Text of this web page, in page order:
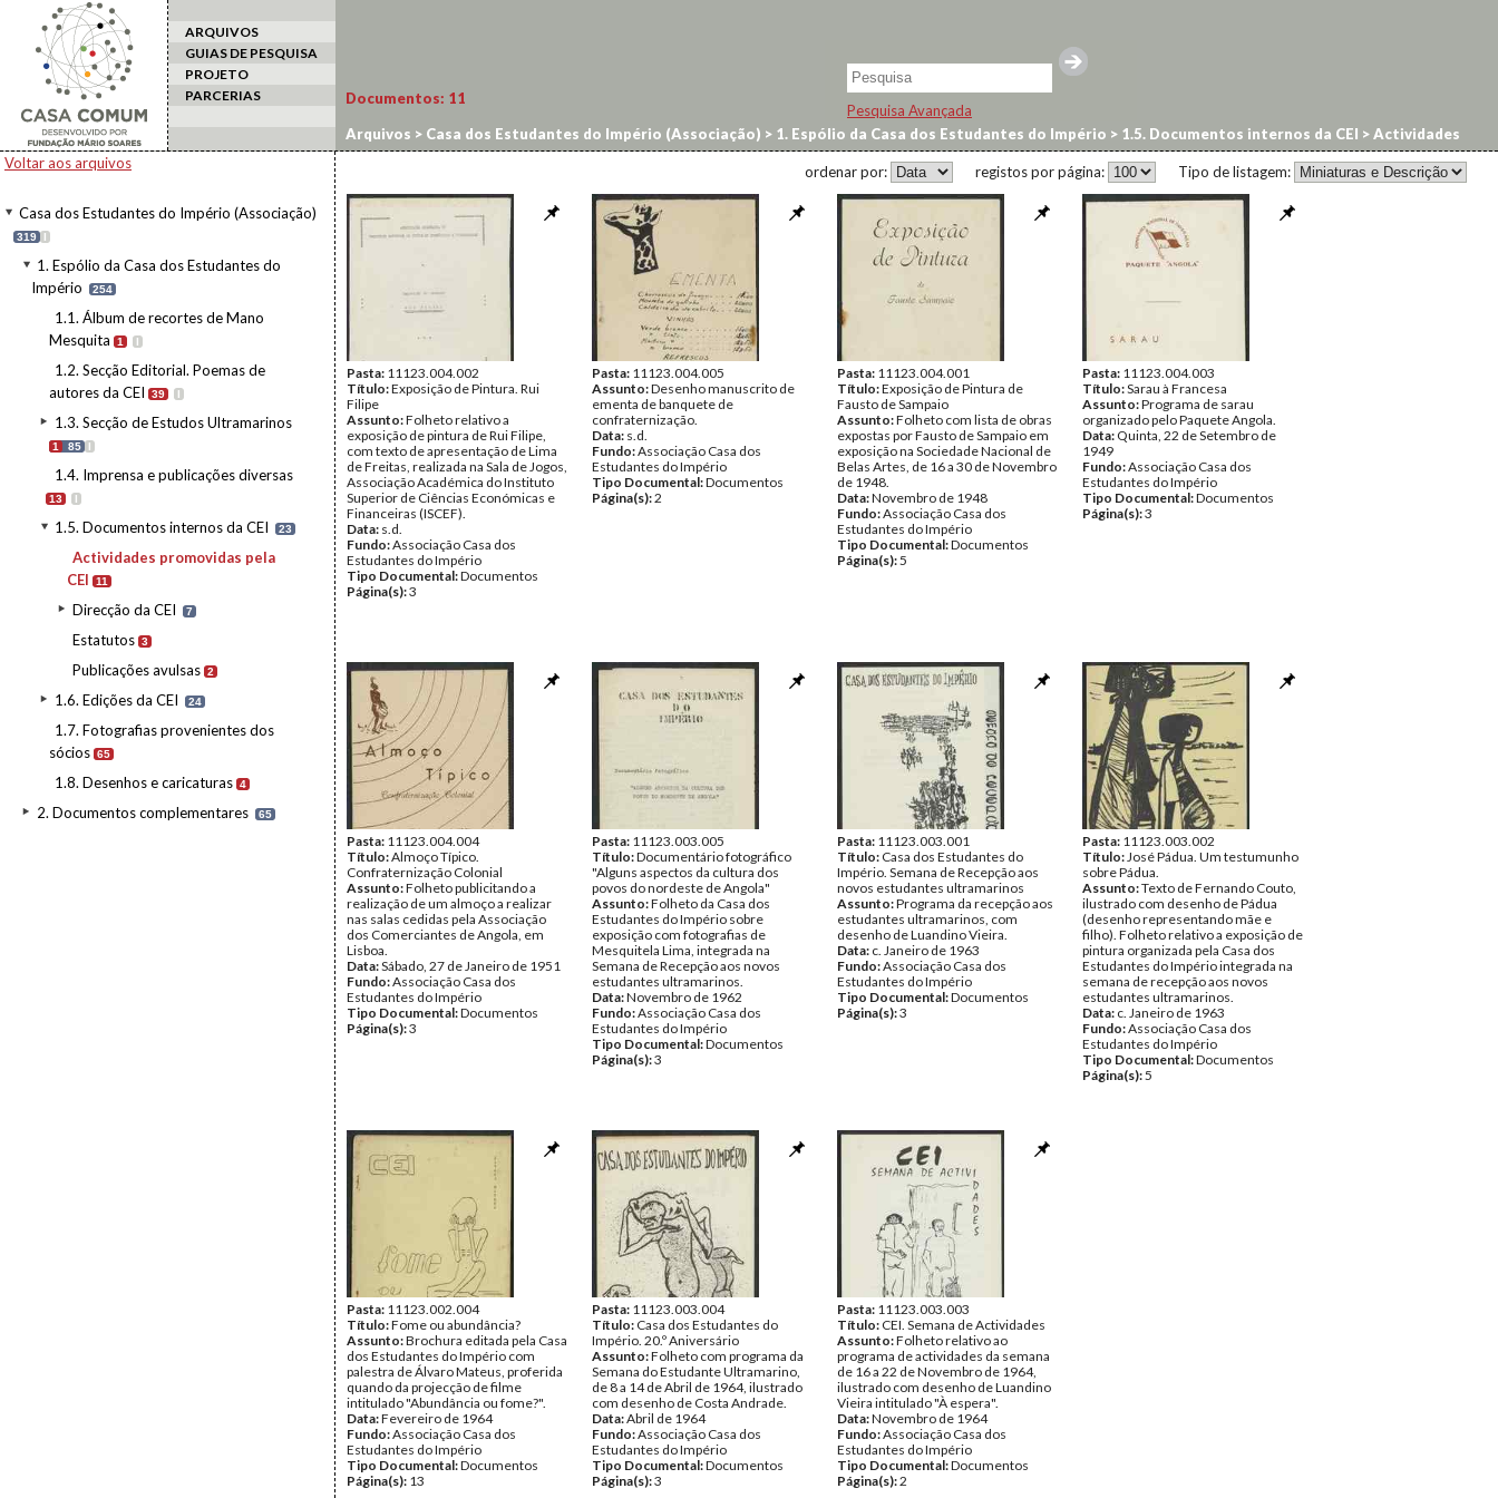
ARQUIVOS
GUIAS DE PESQUISA
PROJETO
PARCERIAS
Pesquisa Avançada
Voltar aos arquivos
Casa dos Estudantes do Império (Associação)
319 I
1. Espólio da Casa dos Estudantes do
Império
254
1.1. Álbum de recortes de Mano
Mesquita
1 I
1.2. Secção Editorial. Poemas de
autores da CEI
39 I
1.3. Secção de Estudos Ultramarinos
1 85 I
1.4. Imprensa e publicações diversas
13 I
1.5. Documentos internos da CEI 23
Actividades promovidas pela
CEI
11
Direcção da CEI 7
Estatutos 3
Publicações avulsas 2
1.6. Edições da CEI 24
1.7. Fotografias provenientes dos
sócios 65
1.8. Desenhos e caricaturas 4
2. Documentos complementares 65
Documentos: 11
Arquivos > Casa dos Estudantes do Império (Associação) > 1. Espólio da Casa dos Estudantes do Império > 1.5. Documentos internos da CEI >Actividades
promovidas pela CEI
Tipo de listagem:
registos por página:
ordenar por:
Pasta: 11123.004.002
Título:Exposição de Pintura. Rui
Filipe
Assunto:Folheto relativo a
exposição de pintura de Rui Filipe,
com texto de apresentação de Lima
de Freitas, realizada na Sala de Jogos,
Associação Académica do Instituto
Superior de Ciências Económicas e
Financeiras (ISCEF).
Data: s.d.
Fundo:Associação Casa dos
Estudantes do Império
Tipo Documental:Documentos
Página(s):3
Pasta: 11123.004.005
Assunto:Desenho manuscrito de
ementa de banquete de
confraternização.
Data: s.d.
Fundo:Associação Casa dos
Estudantes do Império
Tipo Documental:Documentos
Página(s):2
Pasta: 11123.004.001
Título:Exposição de Pintura de
Fausto de Sampaio
Assunto:Folheto com lista de obras
expostas por Fausto de Sampaio em
exposição na Sociedade Nacional de
Belas Artes, de 16 a 30 de Novembro
de 1948.
Data:Novembro de 1948
Fundo:Associação Casa dos
Estudantes do Império
Tipo Documental:Documentos
Página(s):5
Pasta: 11123.004.003
Título:Sarau à Francesa
Assunto:Programa de sarau
organizado pelo Paquete Angola.
Data: Quinta, 22 de Setembro de
1949
Fundo:Associação Casa dos
Estudantes do Império
Tipo Documental:Documentos
Página(s):3
Pasta: 11123.004.004
Título:Almoço Típico.
Confraternização Colonial
Assunto:Folheto publicitando a
realização de um almoço a realizar
nas salas cedidas pela Associação
dos Comerciantes de Angola, em
Lisboa.
Data:Sábado, 27 de Janeiro de 1951
Fundo:Associação Casa dos
Estudantes do Império
Tipo Documental:Documentos
Página(s):3
Pasta: 11123.003.005
Título:Documentário fotográfico
"Alguns aspectos da cultura dos
povos do nordeste de Angola"
Assunto:Folheto da Casa dos
Estudantes do Império sobre
exposição com fotografias de
Mesquitela Lima, integrada na
Semana de Recepção aos novos
estudantes ultramarinos.
Data:Novembro de 1962
Fundo:Associação Casa dos
Estudantes do Império
Tipo Documental:Documentos
Página(s):3
Pasta: 11123.003.001
Título: Casa dos Estudantes do
Império. Semana de Recepção aos
novos estudantes ultramarinos
Assunto:Programa da recepção aos
estudantes ultramarinos, com
desenho de Luandino Vieira.
Data: c. Janeiro de 1963
Fundo:Associação Casa dos
Estudantes do Império
Tipo Documental:Documentos
Página(s):3
Pasta: 11123.003.002
Título:José Pádua. Um testumunho
sobre Pádua.
Assunto:Texto de Fernando Couto,
ilustrado com desenho de Pádua
(desenho representando mãe e
filho). Folheto relativo a exposição de
pintura organizada pela Casa dos
Estudantes do Império integrada na
semana de recepção aos novos
estudantes ultramarinos.
Data: c. Janeiro de 1963
Fundo:Associação Casa dos
Estudantes do Império
Tipo Documental:Documentos
Página(s):5
Pasta: 11123.002.004
Título:Fome ou abundância?
Assunto:Brochura editada pela Casa
dos Estudantes do Império com
palestra de Álvaro Mateus, proferida
quando da projecção de filme
intitulado "Abundância ou fome?".
Data:Fevereiro de 1964
Fundo:Associação Casa dos
Estudantes do Império
Tipo Documental:Documentos
Página(s): 13
Pasta: 11123.003.004
Título: Casa dos Estudantes do
Império. 20.º Aniversário
Assunto:Folheto com programa da
Semana do Estudante Ultramarino,
de 8 a 14 de Abril de 1964, ilustrado
com desenho de Costa Andrade.
Data:Abril de 1964
Fundo:Associação Casa dos
Estudantes do Império
Tipo Documental:Documentos
Página(s):3
Pasta: 11123.003.003
Título: CEI. Semana de Actividades
Assunto:Folheto relativo ao
programa de actividades da semana
de 16 a 22 de Novembro de 1964,
ilustrado com desenho de Luandino
Vieira intitulado "À espera".
Data:Novembro de 1964
Fundo:Associação Casa dos
Estudantes do Império
Tipo Documental:Documentos
Página(s):2